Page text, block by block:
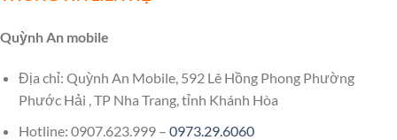
Quỳnh An mobile
Địa chỉ: Quỳnh An Mobile, 592 Lê Hồng Phong Phường
Phước Hải , TP Nha Trang, tỉnh Khánh Hòa
Hotline: 0907.623.999 – 0973.29.6060